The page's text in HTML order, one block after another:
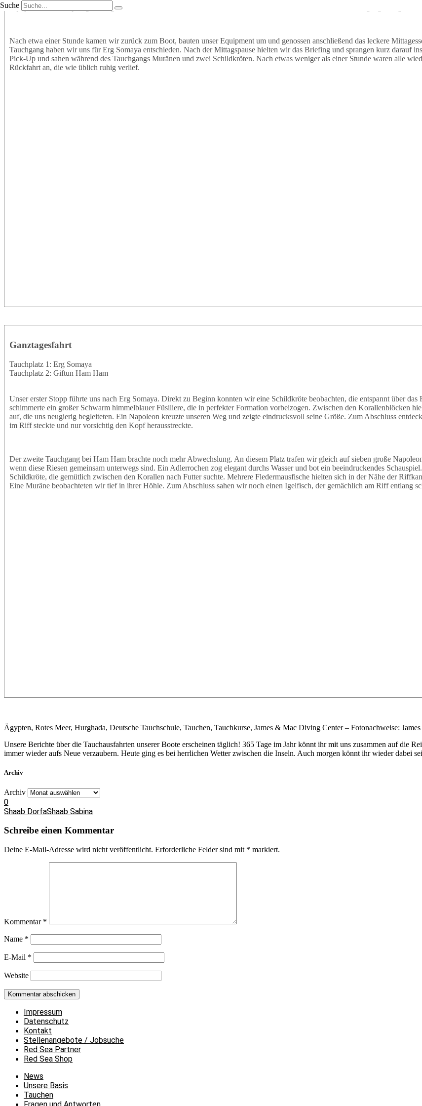
SucheEquipment an und sprangen mit großer Vorfreude ins Wasser. Wir tauchten stationär und sahen während des Tauchgangs einige
Nach etwa einer Stunde kamen wir zurück zum Boot, bauten unser Equipment um und genossen anschließend das leckere
Tauchgang haben wir uns für Erg Somaya entschieden. Nach der Mittagspause hielten wir das Briefing und sprangen kurz darauf
Pick-Up und sahen während des Tauchgangs Muränen und zwei Schildkröten. Nach etwas weniger als einer Stunde waren alle
Rückfahrt an, die wie üblich ruhig verlief.
Ganztagesfahrt
Tauchplatz 1: Erg Somaya
Tauchplatz 2: Giftun Ham Ham
Unser erster Stopp führte uns nach Erg Somaya. Direkt zu Beginn konnten wir eine Schildkröte beobachten, die entspannt über
schimmerte ein großer Schwarm himmelblauer Füsiliere, die in perfekter Formation vorbeizogen. Zwischen den Korallenblöcken
auf, die uns neugierig begleiteten. Ein Napoleon kreuzte unseren Weg und zeigte eindrucksvoll seine Größe. Zum Abschluss
im Riff steckte und nur vorsichtig den Kopf herausstreckte.
Der zweite Tauchgang bei Ham Ham brachte noch mehr Abwechslung. An diesem Platz trafen wir gleich auf sieben große
wenn diese Riesen gemeinsam unterwegs sind. Ein Adlerrochen zog elegant durchs Wasser und bot ein beeindruckendes
Schildkröte, die gemütlich zwischen den Korallen nach Futter suchte. Mehrere Fledermausfische hielten sich in der Nähe der
Eine Muräne beobachteten wir tief in ihrer Höhle. Zum Abschluss sahen wir noch einen Igelfisch, der gemächlich am Riff entlang
Ägypten, Rotes Meer, Hurghada, Deutsche Tauchschule, Tauchen, Tauchkurse, James & Mac Diving Center – Fotonachweise:
Unsere Berichte über die Tauchausfahrten unserer Boote erscheinen täglich! 365 Tage im Jahr könnt ihr mit uns zusammen auf die
immer wieder aufs Neue verzaubern. Heute ging es bei herrlichen Wetter zwischen die Inseln. Auch morgen könnt ihr wieder dabei
Archiv
Archiv
0
Shaab DorfaShaab Sabina
Schreibe einen Kommentar
Deine E-Mail-Adresse wird nicht veröffentlicht. Erforderliche Felder sind mit * markiert.
Kommentar *
Name *
E-Mail *
Website
Impressum
Datenschutz
Kontakt
Stellenangebote / Jobsuche
Red Sea Partner
Red Sea Shop
News
Unsere Basis
Tauchen